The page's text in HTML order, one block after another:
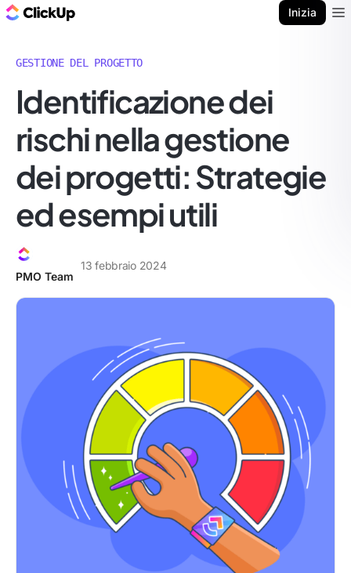
Inizia
GESTIONE DEL PROGETTO
Identificazione dei
rischi nella gestione
dei progetti: Strategie
ed esempi utili
PMO Team
13 febbraio 2024